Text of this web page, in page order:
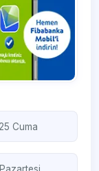
Cuma